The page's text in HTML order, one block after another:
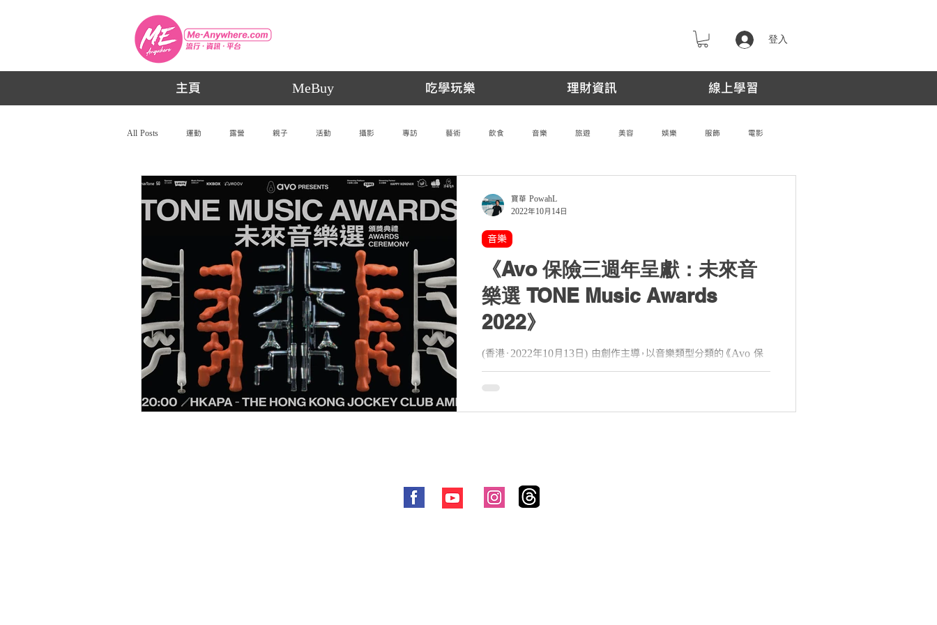
登入
主頁 MeBuy 吃學玩樂 理財資訊 線上學習
All Posts 運動 露營 親子 活動 攝影 專訪 藝術 飲食 音樂 旅遊 美容 娛樂 服飾 電影
《Avo 保險三週年呈獻：未來音
樂選 TONE Music Awards
2022》
(香港．2022年10月13日) 由創作主導，以音樂類型分類的《Avo 保
險三週年呈獻：未來音樂選 TONE Music Awards 2022》是一個由
香港音樂創作人出發，以香港人全民投票聯同音樂業界推薦的頒獎典
音樂
寶華 PowahL
2022年10月14日